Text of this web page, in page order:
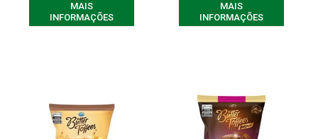
MAIS
INFORMAÇÕES
MAIS
INFORMAÇÕES